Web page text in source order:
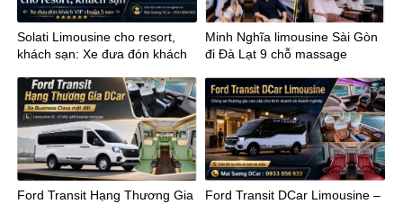
Solati Limousine cho resort,
khách sạn: Xe đưa đón khách
Minh Nghĩa limousine Sài Gòn
đi Đà Lạt 9 chỗ massage
Ford Transit Hạng Thương Gia
Ford Transit DCar Limousine –